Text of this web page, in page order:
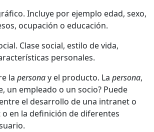
Incluye por ejemplo edad, sexo,
ocupación o educación.
Clase social, estilo de vida,
personales.
la personay el producto. La persona,
un empleado o un socio? Puede
el desarrollo de una intranet o
en la definición de diferentes